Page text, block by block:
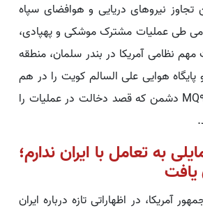
تجاوز نیروهای دریایی و هوافضای سپاه
طی عملیات مشترک موشکی و پهپادی،
مهم نظامی آمریکا در بندر سلمان، منطقه
پایگاه هوایی علی السالم کویت را در هم
کوبیدند و یک پهپاد MQ9 دشمن که قصد دخالت در عملیات را
به تعامل با ایران ندارم؛
آمریکا، در اظهاراتی تازه درباره ایران